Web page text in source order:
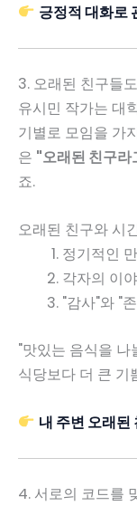
긍정적 대화로
3. 오래된 친구들
유시민 작가는 대
기별로 모임을 가
은 "오래된 친구라
죠.
오래된 친구와 시
정기적인
각자의 이
"감사"와 "
"맛있는 음식을
식당보다 더 큰 기
내 주변 오래된
4. 서로의 코드를